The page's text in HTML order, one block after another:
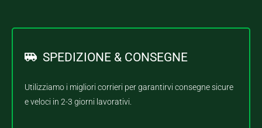
SPEDIZIONE & CONSEGNE
Utilizziamo i migliori corrieri per garantirvi consegne sicure
e veloci in 2-3 giorni lavorativi.